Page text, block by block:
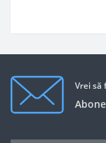
Vrei să